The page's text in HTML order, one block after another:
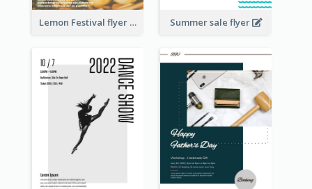
Lemon Festival flyer Summer sale flyer